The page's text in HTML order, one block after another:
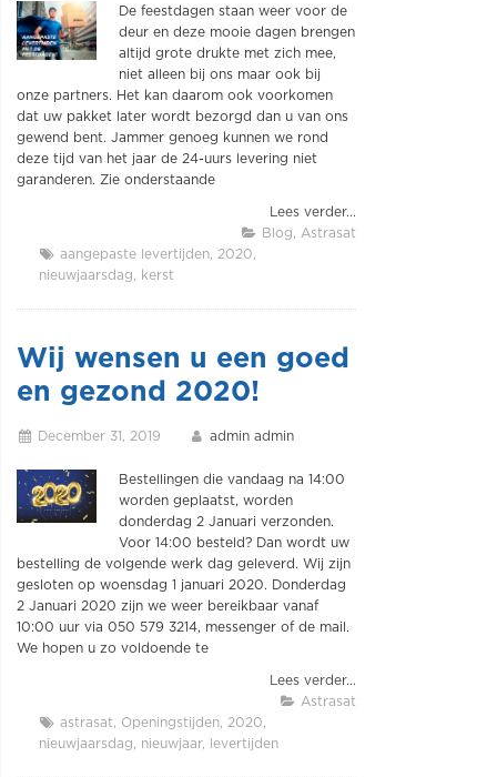
De feestdagen staan weer voor de
deur en deze mooie dagen brengen
altijd grote drukte met zich mee,
niet alleen bij ons maar ook bij
onze partners. Het kan daarom ook voorkomen
dat uw pakket later wordt bezorgd dan u van ons
gewend bent. Jammer genoeg kunnen we rond
deze tijd van het jaar de 24-uurs levering niet
garanderen. Zie onderstaande
Lees verder...
Blog
Astrasat
aangepaste levertijden
2020
nieuwjaarsdag
kerst
Wij wensen u een goed
en gezond 2020!
December 31, 2019 admin admin
Bestellingen die vandaag na 14:00
worden geplaatst, worden
donderdag 2 Januari verzonden.
Voor 14:00 besteld? Dan wordt uw
bestelling de volgende werk dag geleverd. Wij zijn
gesloten op woensdag 1 januari 2020. Donderdag
2 Januari 2020 zijn we weer bereikbaar vanaf
10:00 uur via 050 579 3214, messenger of de mail.
We hopen u zo voldoende te
Lees verder...
Astrasat
astrasat
Openingstijden
2020
nieuwjaarsdag
nieuwjaar levertijden